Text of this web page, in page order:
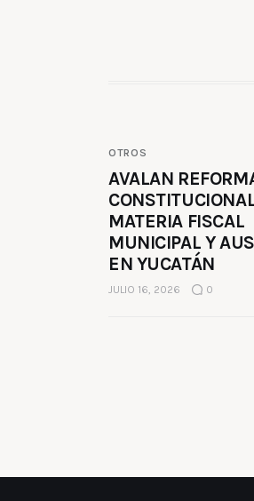
OTROS
AVALAN
MATERIA FISCAL
MUNICIPAL Y
EN YUCATÁN
JULIO 16, 2026 0